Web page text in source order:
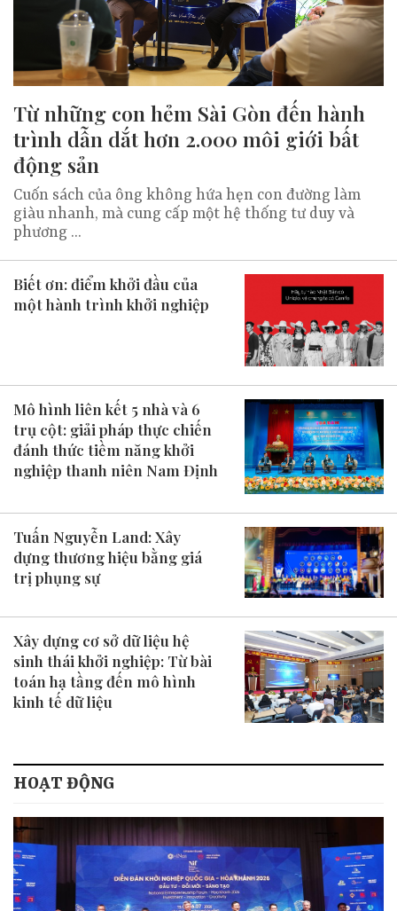
Từ những con hẻm Sài Gòn đến hành
trình dẫn dắt hơn 2.000 môi giới bất
động sản
Cuốn sách của ông không hứa hẹn con đường làm
giàu nhanh, mà cung cấp một hệ thống tư duy và
phương ...
Biết ơn: điểm khởi đầu của
một hành trình khởi nghiệp
Mô hình liên kết 5 nhà và 6
trụ cột: giải pháp thực chiến
đánh thức tiềm năng khởi
nghiệp thanh niên Nam Định
Tuấn Nguyễn Land: Xây
dựng thương hiệu bằng giá
trị phụng sự
Xây dựng cơ sở dữ liệu hệ
sinh thái khởi nghiệp: Từ bài
toán hạ tầng đến mô hình
kinh tế dữ liệu
HOẠT ĐỘNG